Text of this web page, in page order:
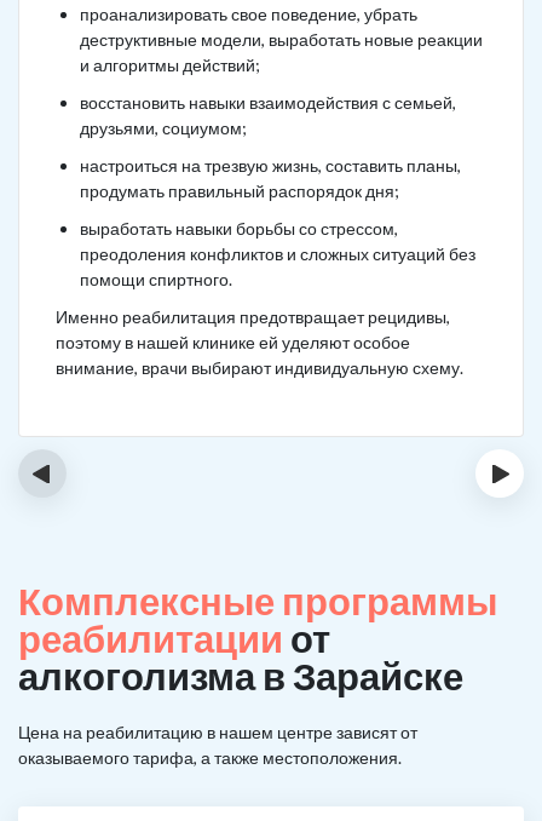
проанализировать свое поведение, убрать
деструктивные модели, выработать новые реакции
и алгоритмы действий;
восстановить навыки взаимодействия с семьей,
друзьями, социумом;
настроиться на трезвую жизнь, составить планы,
продумать правильный распорядок дня;
выработать навыки борьбы со стрессом,
преодоления конфликтов и сложных ситуаций без
помощи спиртного.
Именно реабилитация предотвращает рецидивы,
поэтому в нашей клинике ей уделяют особое
внимание, врачи выбирают индивидуальную схему.
‹ ›
Комплексные программы
реабилитации от
алкоголизма в Зарайске
Цена на реабилитацию в нашем центре зависят от
оказываемого тарифа, а также местоположения.